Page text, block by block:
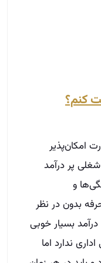
کنم؟
امکان‌پذیر
پر درآمد
و
بدون در نظر
بسیار خوبی
ندارد اما